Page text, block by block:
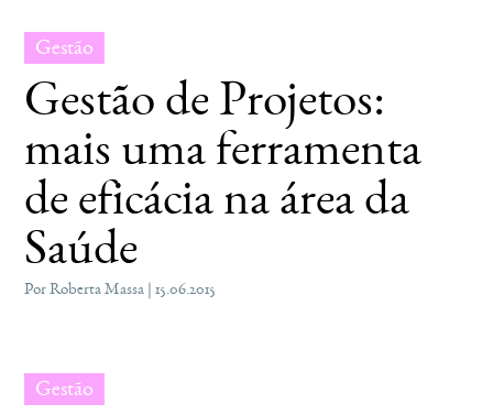
Gestão
Gestão de Projetos:
mais uma ferramenta
de eficácia na área da
Saúde
Por Roberta Massa | 15.06.2015
Gestão